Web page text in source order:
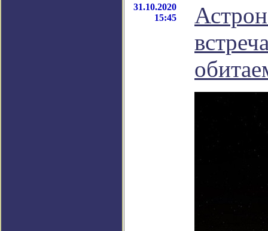
31.10.2020
15:45